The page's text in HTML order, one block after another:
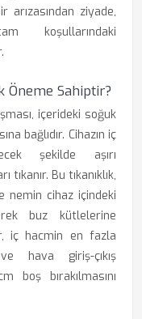
arızasından ziyade,
koşullarındaki
Öneme Sahiptir?
içerideki soğuk
bağlıdır. Cihazın iç
şekilde aşırı
Bu tıkanıklık,
cihaz içindeki
buz kütlelerine
iç hacmin en fazla
hava giriş-çıkış
boş bırakılmasını